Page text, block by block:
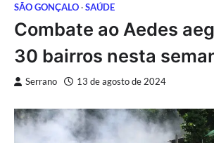
SÃO GONÇALO SAÚDE
Combate ao Aedes
30 bairros nesta
Serrano 13 de agosto de 2024